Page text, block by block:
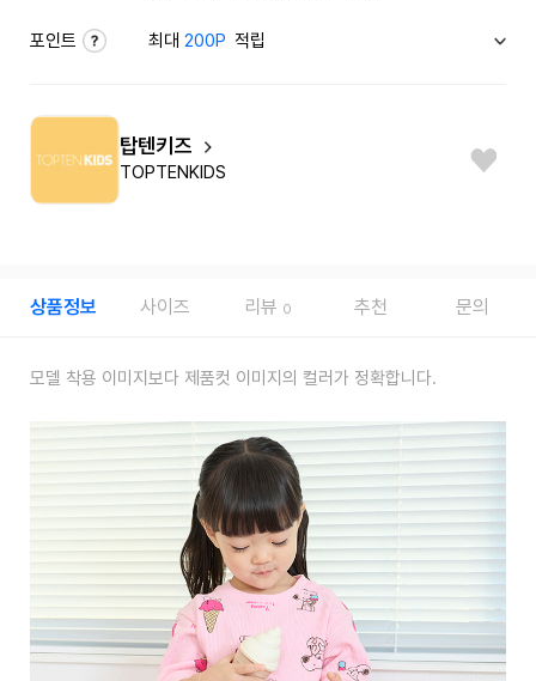
포인트 최대200P 적립
탑텐키즈
TOPTENKIDS
상품정보 사이즈 리뷰 0 추천 문의
모델 착용 이미지보다 제품컷 이미지의 컬러가 정확합니다.